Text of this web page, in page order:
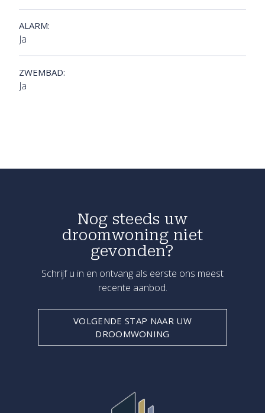
ALARM:
Ja
ZWEMBAD:
Ja
Nog steeds uw
droomwoning niet
gevonden?
Schrijf u in en ontvang als eerste ons meest
recente aanbod.
VOLGENDE STAP NAAR UW
DROOMWONING